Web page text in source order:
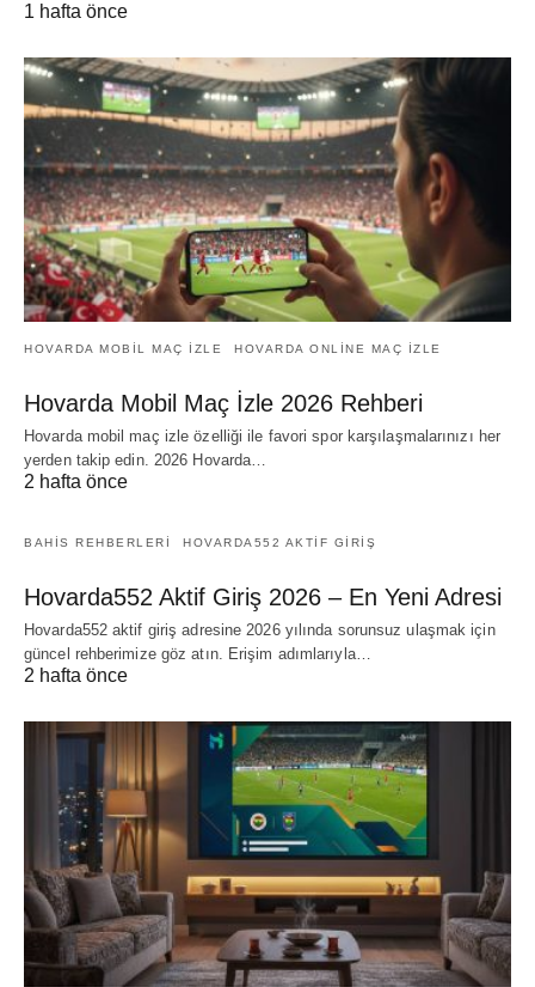
1 hafta önce
HOVARDA MOBIL MAÇ IZLE HOVARDA ONLINE MAÇ IZLE
Hovarda Mobil Maç İzle 2026 Rehberi
Hovarda mobil maç izle özelliği ile favori spor karşılaşmalarınızı her
yerden takip edin. 2026 Hovarda…
2 hafta önce
BAHIS REHBERLERI HOVARDA552 AKTIF GIRIŞ
Hovarda552 Aktif Giriş 2026 – En Yeni Adresi
Hovarda552 aktif giriş adresine 2026 yılında sorunsuz ulaşmak için
güncel rehberimize göz atın. Erişim adımlarıyla…
2 hafta önce